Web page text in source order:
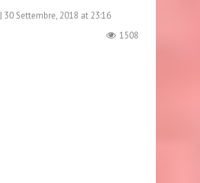
| 30 Settembre, 2018 at 23:16
1508